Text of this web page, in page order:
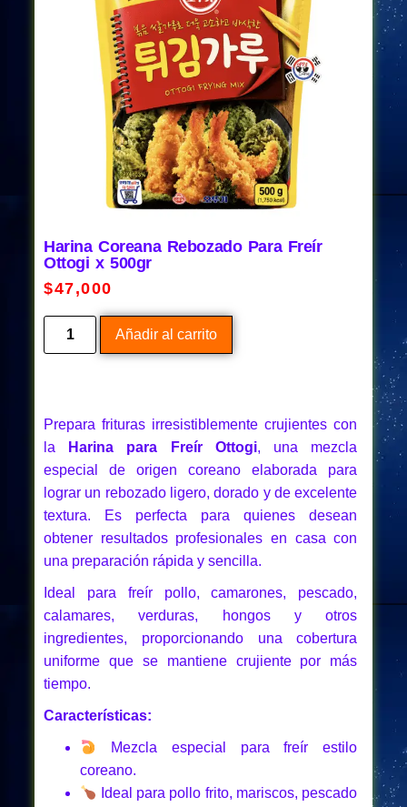
Harina Coreana Rebozado Para Freír
Ottogi x 500gr
$47,000
Añadir al carrito
Prepara frituras irresistiblemente crujientes con
la
Harina para Freír Ottogi, una mezcla
especial de origen coreano elaborada para
lograr un rebozado ligero, dorado y de excelente
textura. Es perfecta para quienes desean
obtener resultados profesionales en casa con
una preparación rápida y sencilla.
Ideal para freír pollo, camarones, pescado,
calamares, verduras, hongos y otros
ingredientes, proporcionando una cobertura
uniforme que se mantiene crujiente por más
tiempo.
Características:
Mezcla especial para freír estilo
coreano.
Ideal para pollo frito, mariscos, pescado